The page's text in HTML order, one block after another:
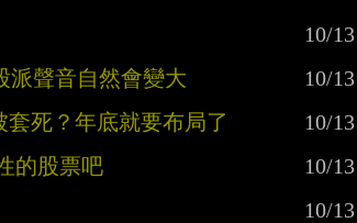
派聲音自然會變大
死？年底就要布局了
的股票吧